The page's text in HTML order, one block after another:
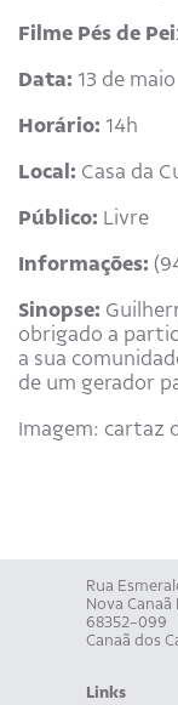
Filme Pés de
Data: 13 de maio
Horário: 14h
Local: Casa da
Público: Livre
Informações:
Sinopse:
obrigado a
a sua
de um gerador
Imagem: cartaz
Rua
Nova Canaã
68352-099
Canaã dos
Links